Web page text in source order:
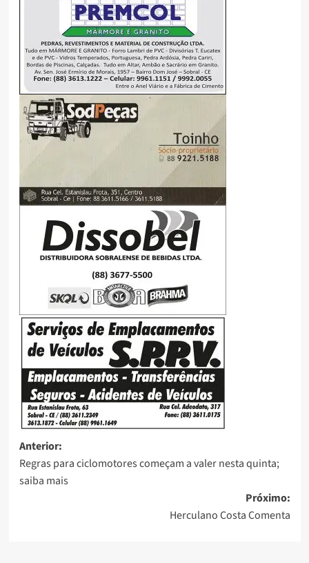
Anterior:
Regras para ciclomotores começam a valer nesta quinta;
saiba mais
Próximo:
Herculano Costa Comenta